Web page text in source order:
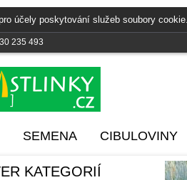
účely poskytování služeb soubory
235 493
SEMENA CIBULOVINY
KATEGORIÍ